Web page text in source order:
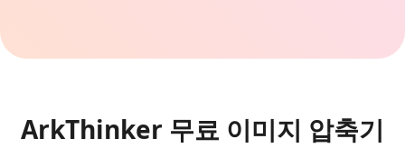
ArkThinker 무료 이미지 압축기